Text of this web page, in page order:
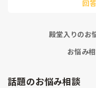
回
殿堂入りのお
お悩み
話題のお悩み相談